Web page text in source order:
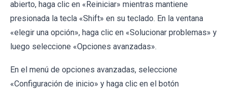
abierto, haga clic en «Reiniciar» mientras mantiene
presionada la tecla «Shift» en su teclado. En la ventana
«elegir una opción», haga clic en «Solucionar problemas» y
luego seleccione «Opciones avanzadas».
En el menú de opciones avanzadas, seleccione
«Configuración de inicio» y haga clic en el botón